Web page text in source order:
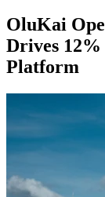
OluKai
Drives
Platform